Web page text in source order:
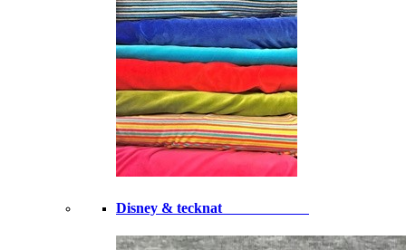
Disney & tecknat⠀⠀⠀⠀⠀⠀⠀⠀